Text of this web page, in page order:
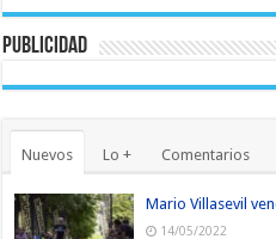
Publicidad
Nuevos Lo + Comentarios
Mario Villasevil
14/05/2022